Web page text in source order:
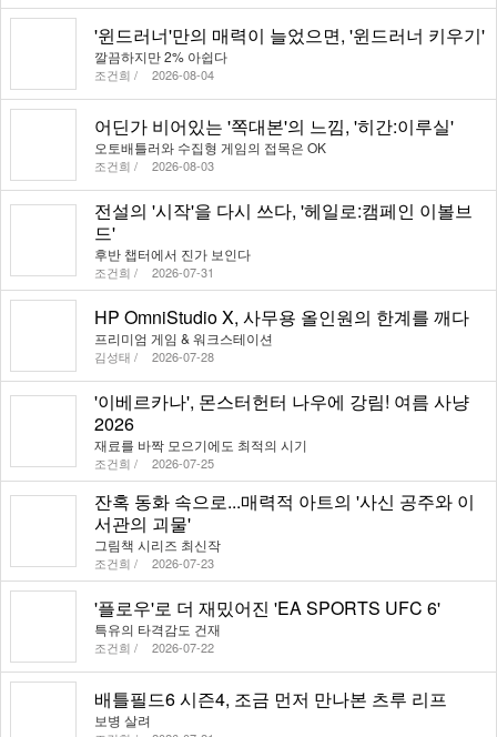
'윈드러너'만의 매력이 늘었으면, '윈드러너 키우기'
깔끔하지만 2% 아쉽다
조건희 / 2026-08-04
어딘가 비어있는 '쪽대본'의 느낌, '히간:이루실'
오토배틀러와 수집형 게임의 접목은 OK
조건희 / 2026-08-03
전설의 '시작'을 다시 쓰다, '헤일로:캠페인 이볼브
드'
후반 챕터에서 진가 보인다
조건희 / 2026-07-31
HP OmniStudio X, 사무용 올인원의 한계를 깨다
프리미엄 게임 & 워크스테이션
김성태 / 2026-07-28
'이베르카나', 몬스터헌터 나우에 강림! 여름 사냥
2026
재료를 바짝 모으기에도 최적의 시기
조건희 / 2026-07-25
잔혹 동화 속으로...매력적 아트의 '사신 공주와 이
서관의 괴물'
그림책 시리즈 최신작
조건희 / 2026-07-23
'플로우'로 더 재밌어진 'EA SPORTS UFC 6'
특유의 타격감도 건재
조건희 / 2026-07-22
배틀필드6 시즌4, 조금 먼저 만나본 츠루 리프
보병 살려